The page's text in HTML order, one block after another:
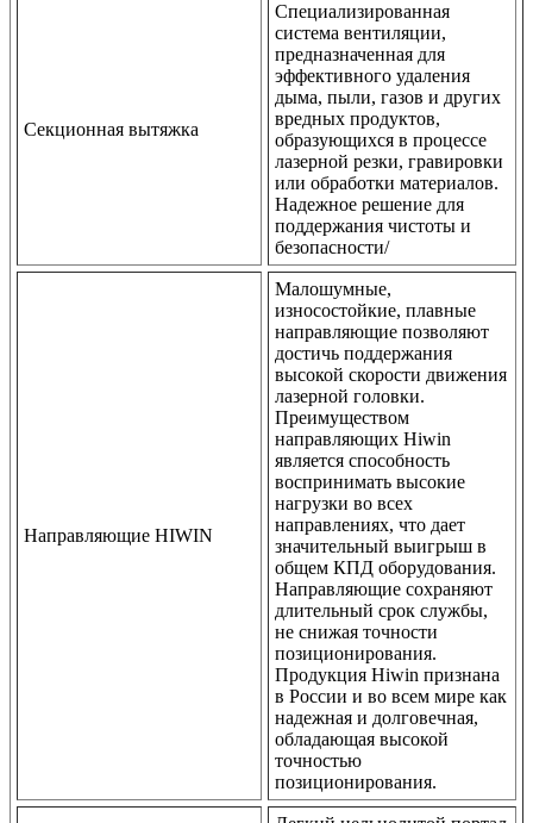
Секционная вытяжка
Специализированная
система вентиляции,
предназначенная для
эффективного удаления
дыма, пыли, газов и других
вредных продуктов,
образующихся в процессе
лазерной резки, гравировки
или обработки материалов.
Надежное решение для
поддержания чистоты и
безопасности/
Направляющие HIWIN
Малошумные,
износостойкие, плавные
направляющие позволяют
достичь поддержания
высокой скорости движения
лазерной головки.
Преимуществом
направляющих Hiwin
является способность
воспринимать высокие
нагрузки во всех
направлениях, что дает
значительный выигрыш в
общем КПД оборудования.
Направляющие сохраняют
длительный срок службы,
не снижая точности
позиционирования.
Продукция Hiwin признана
в России и во всем мире как
надежная и долговечная,
обладающая высокой
точностью
позиционирования.